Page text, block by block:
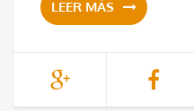
LEER MÁS